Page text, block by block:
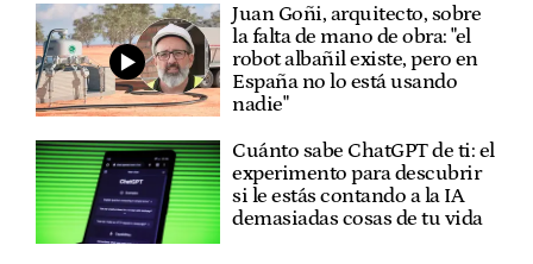
Juan Goñi, arquitecto, sobre
la falta de mano de obra: "el
robot albañil existe, pero en
España no lo está usando
nadie"
Cuánto sabe ChatGPT de ti: el
experimento para descubrir
si le estás contando a la IA
demasiadas cosas de tu vida